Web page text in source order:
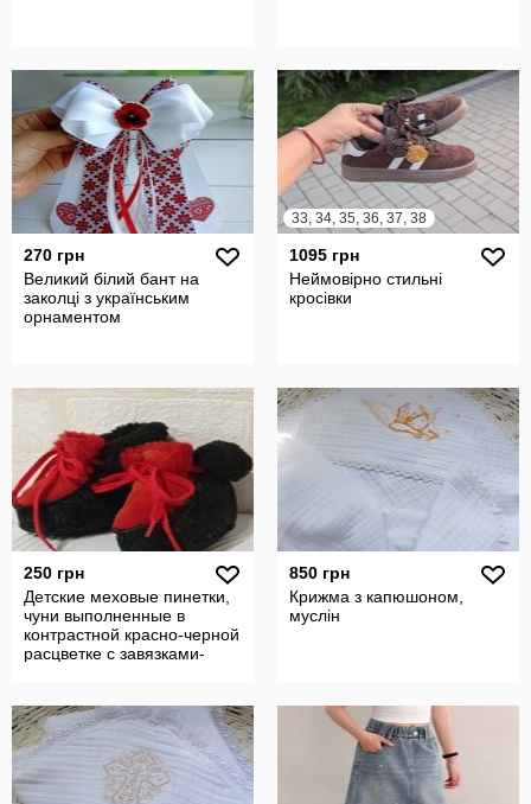
270 грн
Великий білий бант на
заколці з українським
орнаментом
33, 34, 35, 36, 37, 38
1095 грн
Неймовірно стильні
кросівки
250 грн
Детские меховые пинетки,
чуни выполненные в
контрастной красно-черной
расцветке с завязками-
850 грн
Крижма з капюшоном,
муслін